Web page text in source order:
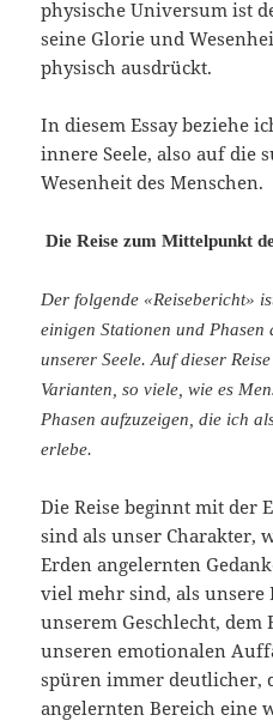
physische Universum ist
seine Glorie und
physisch ausdrückt.
In diesem Essay beziehe
innere Seele, also auf die
Wesenheit des Menschen.
Die Reise zum Mittelpunkt
Der folgende «Reisebericht»
einigen Stationen und
unserer Seele. Auf dieser
Varianten, so viele, wie es
Phasen aufzuzeigen, die ich
erlebe.
Die Reise beginnt mit der
sind als unser Charakter,
Erden angelernten
viel mehr sind, als
unserem Geschlecht, dem
unseren emotionalen
spüren immer deutlicher,
angelernten Bereich eine